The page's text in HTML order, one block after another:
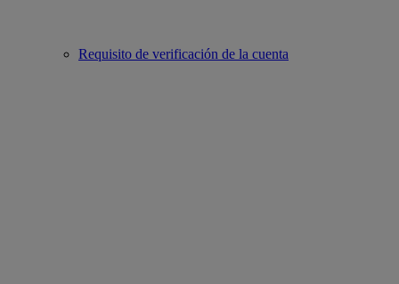
Requisito de verificación de la cuenta